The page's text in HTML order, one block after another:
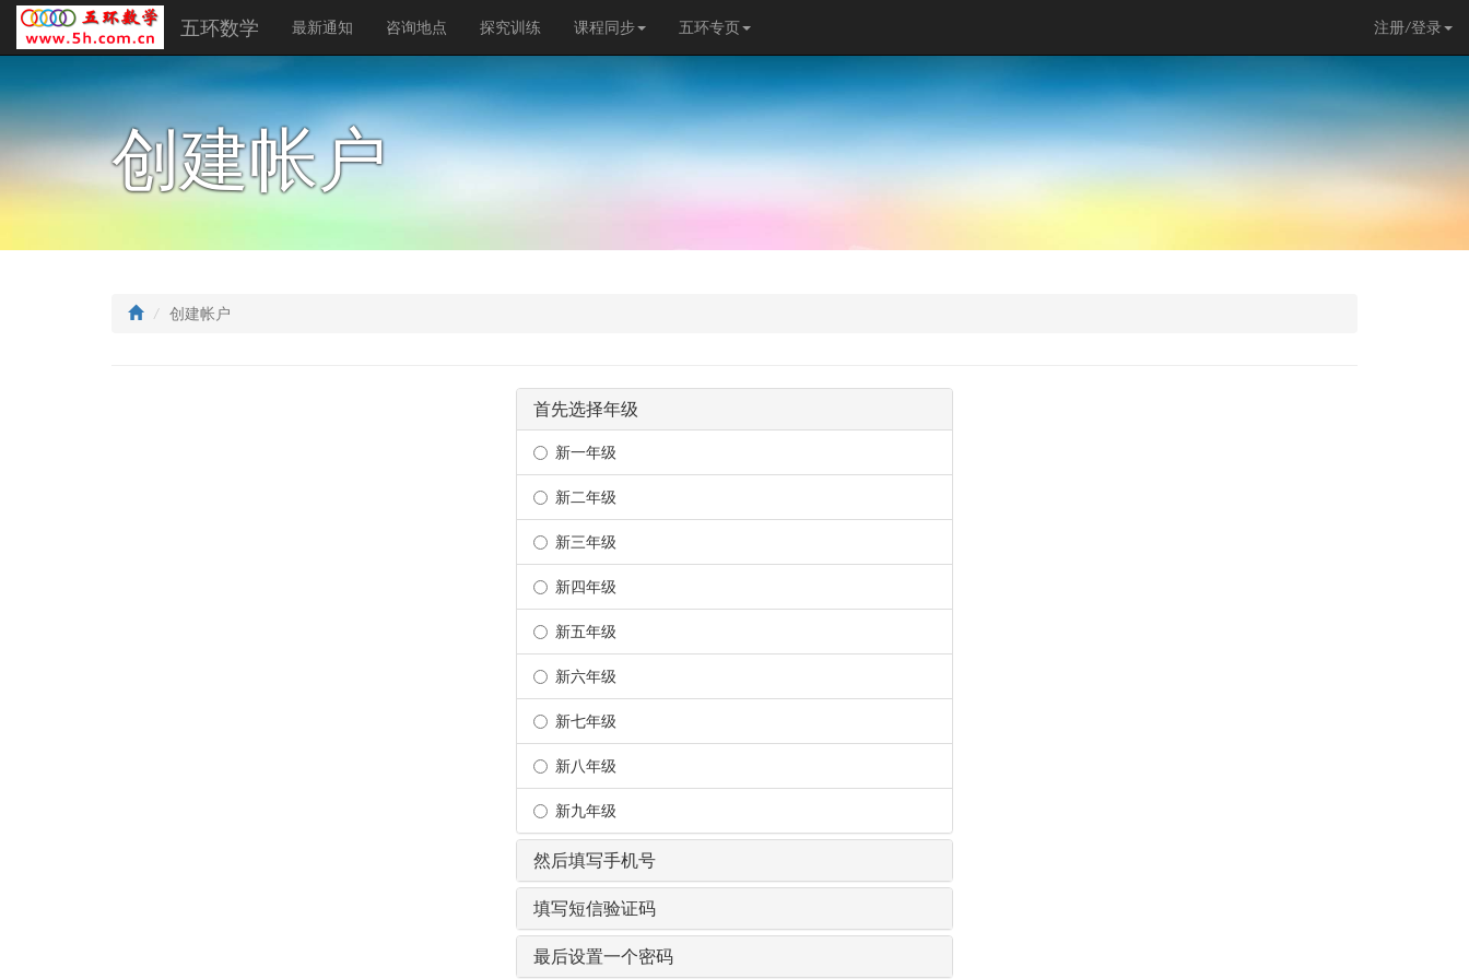
五环数学 最新通知 咨询地点 探究训练 课程同步 五环专页 注册/登录
创建帐户
创建帐户
首先选择年级
新一年级
新二年级
新三年级
新四年级
新五年级
新六年级
新七年级
新八年级
新九年级
然后填写手机号
填写短信验证码
最后设置一个密码